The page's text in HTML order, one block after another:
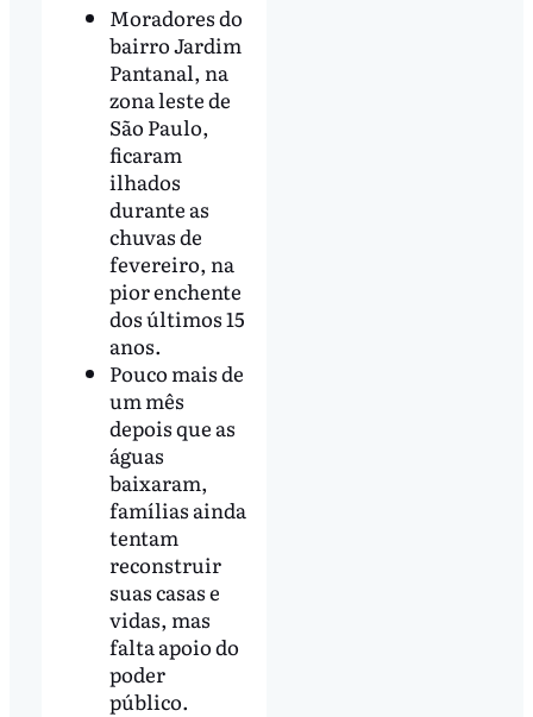
Moradores do
bairro Jardim
Pantanal, na
zona leste de
São Paulo,
ficaram
ilhados
durante as
chuvas de
fevereiro, na
pior enchente
dos últimos 15
anos.
Pouco mais de
um mês
depois que as
águas
baixaram,
famílias ainda
tentam
reconstruir
suas casas e
vidas, mas
falta apoio do
poder
público.